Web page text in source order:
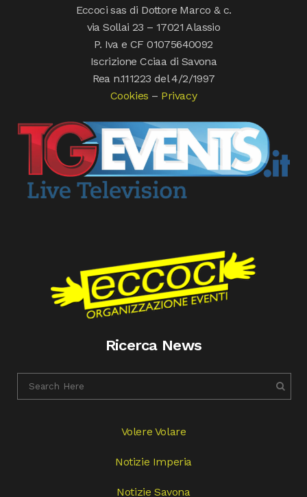
Eccoci sas di Dottore Marco & c.
via Sollai 23 – 17021 Alassio
P. Iva e CF 01075640092
Iscrizione Cciaa di Savona
Rea n.111223 del 4/2/1997
Cookies – Privacy
Ricerca News
Volere Volare
Notizie Imperia
Notizie Savona